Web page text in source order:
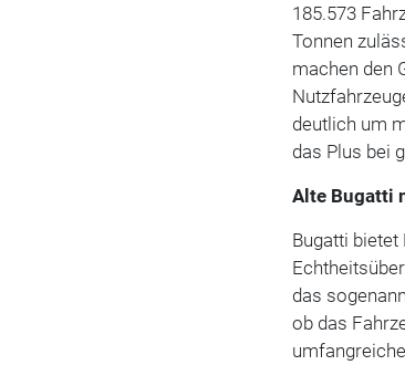
185.573
Tonnen
machen den
deutlich um
das Plus bei
Alte Bugatti
Bugatti bietet
das
ob das